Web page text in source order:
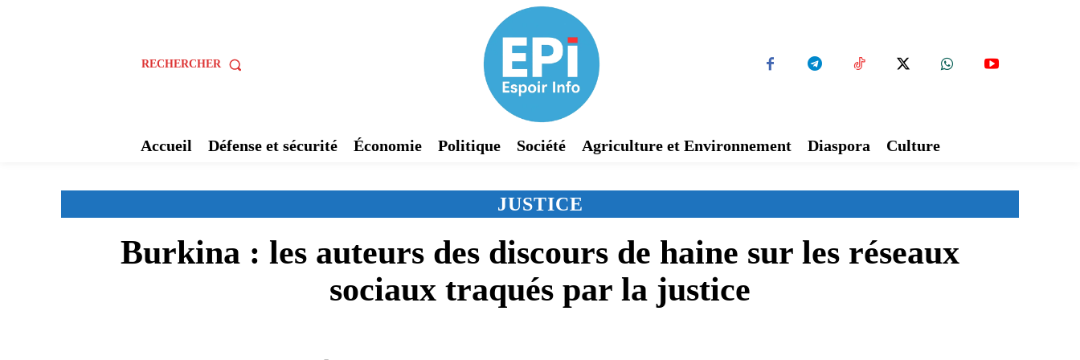
RECHERCHER
Accueil Défense et sécurité Économie Politique Société Agriculture et Environnement Diaspora Culture
JUSTICE
Burkina : les auteurs des discours de haine sur les réseaux
sociaux traqués par la justice